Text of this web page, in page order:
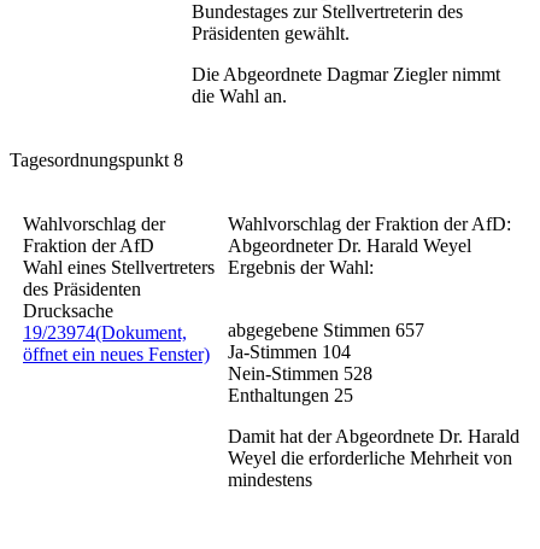
Bundestages zur Stellvertreterin des
Präsidenten gewählt.
Die Abgeordnete Dagmar Ziegler nimmt
die Wahl an.
Tagesordnungspunkt 8
Wahlvorschlag der
Fraktion der AfD
Wahl eines Stellvertreters
des Präsidenten
Drucksache
19/23974(Dokument,
öffnet ein neues Fenster)
Wahlvorschlag der Fraktion der AfD:
Abgeordneter Dr. Harald Weyel
Ergebnis der Wahl:
abgegebene Stimmen 657
Ja-Stimmen 104
Nein-Stimmen 528
Enthaltungen 25
Damit hat der Abgeordnete Dr. Harald
Weyel die erforderliche Mehrheit von
mindestens